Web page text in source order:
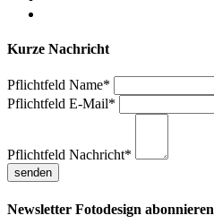
Kurze Nachricht
Pflichtfeld Name*
Pflichtfeld E-Mail*
Pflichtfeld Nachricht*
Newsletter Fotodesign abonnieren